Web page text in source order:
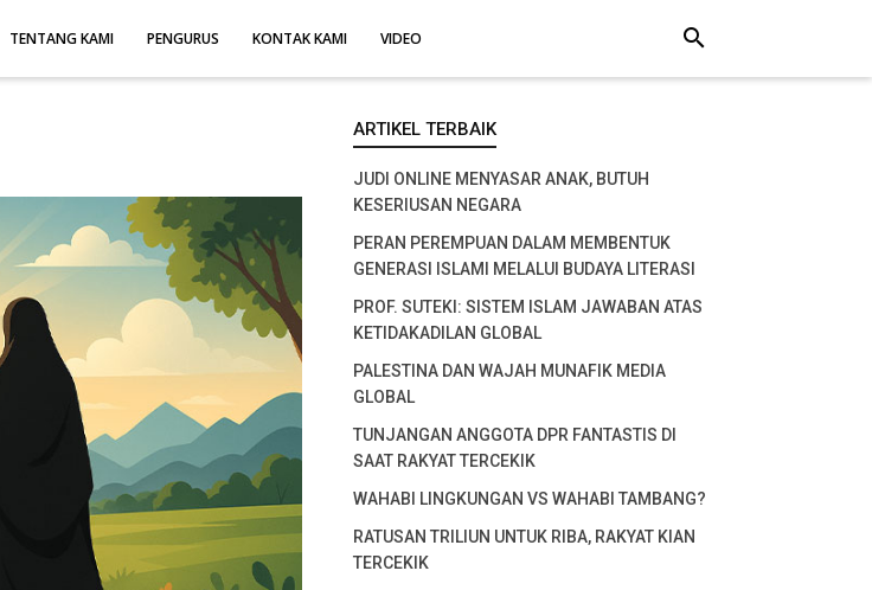
TENTANG KAMI PENGURUS KONTAK KAMI VIDEO search
ARTIKEL TERBAIK
JUDI ONLINE MENYASAR ANAK, BUTUH
KESERIUSAN NEGARA
PERAN PEREMPUAN DALAM MEMBENTUK
GENERASI ISLAMI MELALUI BUDAYA LITERASI
PROF. SUTEKI: SISTEM ISLAM JAWABAN ATAS
KETIDAKADILAN GLOBAL
PALESTINA DAN WAJAH MUNAFIK MEDIA
GLOBAL
TUNJANGAN ANGGOTA DPR FANTASTIS DI
SAAT RAKYAT TERCEKIK
WAHABI LINGKUNGAN VS WAHABI TAMBANG?
RATUSAN TRILIUN UNTUK RIBA, RAKYAT KIAN
TERCEKIK